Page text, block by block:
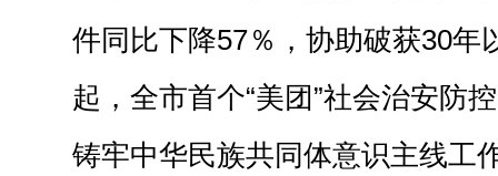
件同比下降57％，协助破获30年
起，全市首个“美团”社会治安防
铸牢中华民族共同体意识主线工